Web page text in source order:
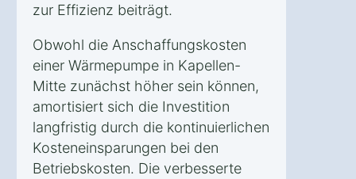
zur Effizienz beiträgt.
Obwohl die Anschaffungskosten
einer Wärmepumpe in Kapellen-
Mitte zunächst höher sein können,
amortisiert sich die Investition
langfristig durch die kontinuierlichen
Kosteneinsparungen bei den
Betriebskosten. Die verbesserte